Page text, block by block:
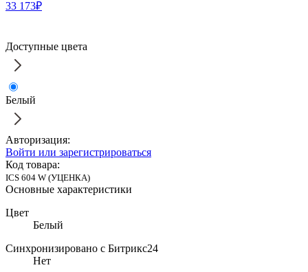
33 173₽
Доступные цвета
Белый
Авторизация:
Войти или зарегистрироваться
Код товара:
ICS 604 W (УЦЕНКА)
Основные характеристики
Цвет
Белый
Синхронизировано с Битрикс24
Нет